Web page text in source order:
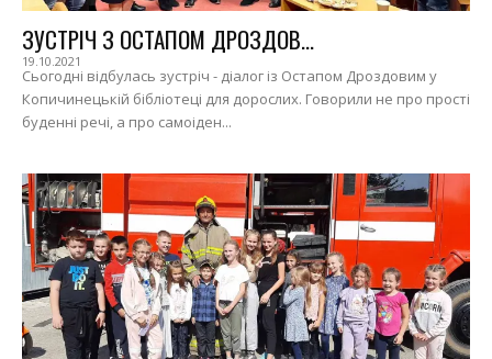
ЗУСТРІЧ З ОСТАПОМ ДРОЗДОВ...
19.10.2021
Сьогодні відбулась зустріч - діалог із Остапом Дроздовим у
Копичинецькій бібліотеці для дорослих. Говорили не про прості
буденні речі, а про самоіден...